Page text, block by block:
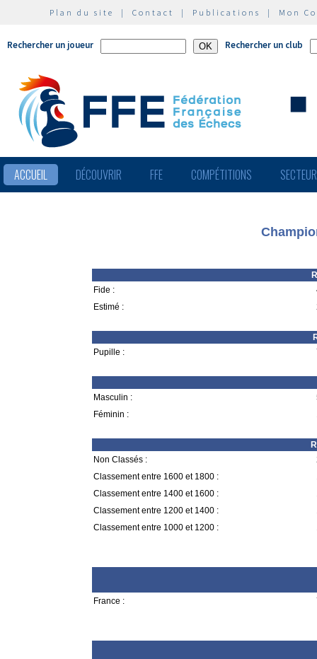
Plan du site | Contact | Publications | Mon
Rechercher un joueur Rechercher un club
ACCUEIL DÉCOUVRIR FFE COMPÉTITIONS
Fide :
Estimé :
Pupille :
Masculin :
Féminin :
Non Classés :
Classement entre 1600 et 1800 :
Classement entre 1400 et 1600 :
Classement entre 1200 et 1400 :
Classement entre 1000 et 1200 :
France :